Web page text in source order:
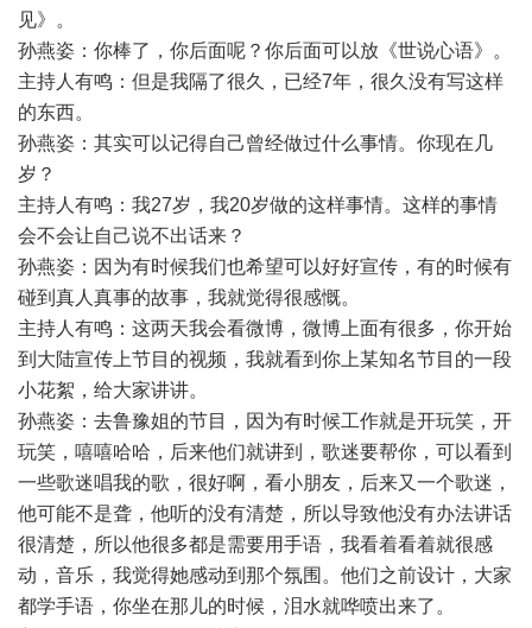
见》。
孙燕姿：你棒了，你后面呢？你后面可以放《世说心语》。
主持人有鸣：但是我隔了很久，已经7年，很久没有写这样
的东西。
孙燕姿：其实可以记得自己曾经做过什么事情。你现在几
岁？
主持人有鸣：我27岁，我20岁做的这样事情。这样的事情
会不会让自己说不出话来？
孙燕姿：因为有时候我们也希望可以好好宣传，有的时候有
碰到真人真事的故事，我就觉得很感慨。
主持人有鸣：这两天我会看微博，微博上面有很多，你开始
到大陆宣传上节目的视频，我就看到你上某知名节目的一段
小花絮，给大家讲讲。
孙燕姿：去鲁豫姐的节目，因为有时候工作就是开玩笑，开
玩笑，嘻嘻哈哈，后来他们就讲到，歌迷要帮你，可以看到
一些歌迷唱我的歌，很好啊，看小朋友，后来又一个歌迷，
他可能不是聋，他听的没有清楚，所以导致他没有办法讲话
很清楚，所以他很多都是需要用手语，我看着看着就很感
动，音乐，我觉得她感动到那个氛围。他们之前设计，大家
都学手语，你坐在那儿的时候，泪水就哗喷出来了。